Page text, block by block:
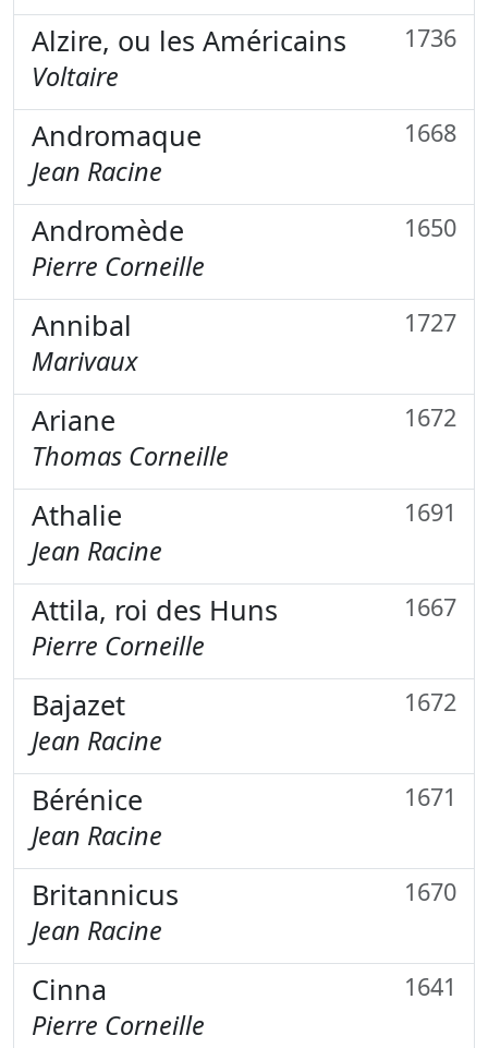
Alzire, ou les Américains 1736
Voltaire
Andromaque 1668
Jean Racine
Andromède 1650
Pierre Corneille
Annibal 1727
Marivaux
Ariane 1672
Thomas Corneille
Athalie 1691
Jean Racine
Attila, roi des Huns 1667
Pierre Corneille
Bajazet 1672
Jean Racine
Bérénice 1671
Jean Racine
Britannicus 1670
Jean Racine
Cinna 1641
Pierre Corneille